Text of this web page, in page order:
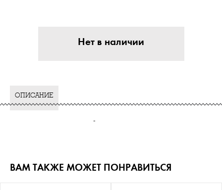
Нет в наличии
ОПИСАНИЕ
-
ВАМ ТАКЖЕ МОЖЕТ ПОНРАВИТЬСЯ